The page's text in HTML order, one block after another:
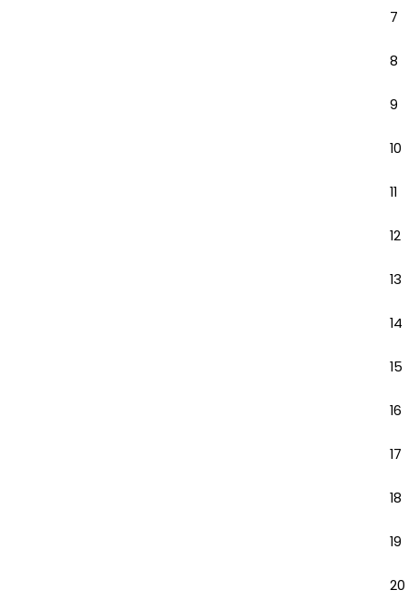
7
8
9
10
11
12
13
14
15
16
17
18
19
20